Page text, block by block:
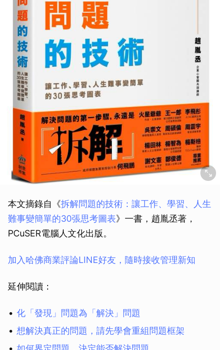
本文摘錄自《拆解問題的技術：讓工作、學習、人生
難事變簡單的30張思考圖表》一書，趙胤丞著，
PCuSER電腦人文化出版。
加入哈佛商業評論LINE好友，隨時接收管理新知
延伸閱讀：
化「發現」問題為「解決」問題
想解決真正的問題，請先學會重組問題框架
取消